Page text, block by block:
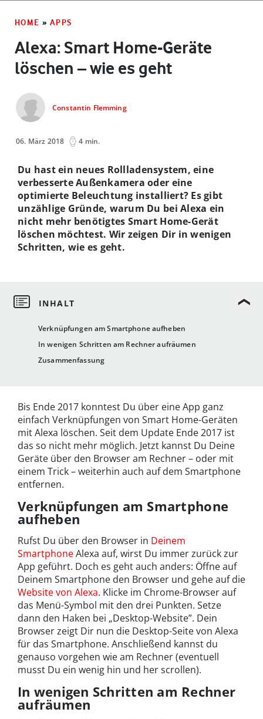
HOME » APPS
Alexa: Smart Home-Geräte
löschen – wie es geht
Constantin Flemming
06. März 2018 4 min.
Verknüpfungen am Smartphone aufheben
In wenigen Schritten am Rechner aufräumen
Zusammenfassung
Du hast ein neues Rollladensystem, eine
verbesserte Außenkamera oder eine
optimierte Beleuchtung installiert? Es gibt
unzählige Gründe, warum Du bei Alexa ein
nicht mehr benötigtes Smart Home-Gerät
löschen möchtest. Wir zeigen Dir in wenigen
Schritten, wie es geht.
Bis Ende 2017 konntest Du über eine App ganz
einfach Verknüpfungen von Smart Home-Geräten
mit Alexa löschen. Seit dem Update Ende 2017 ist
das so nicht mehr möglich. Jetzt kannst Du Deine
Geräte über den Browser am Rechner – oder mit
einem Trick – weiterhin auch auf dem Smartphone
entfernen.
Verknüpfungen am Smartphone
aufheben
Rufst Du über den Browser in Deinem
SmartphoneAlexa auf, wirst Du immer zurück zur
App geführt. Doch es geht auch anders: Öffne auf
Deinem Smartphone den Browser und gehe auf die
Website von Alexa. Klicke im Chrome-Browser auf
das Menü-Symbol mit den drei Punkten. Setze
dann den Haken bei „Desktop-Website”. Dein
Browser zeigt Dir nun die Desktop-Seite von Alexa
für das Smartphone. Anschließend kannst du
genauso vorgehen wie am Rechner (eventuell
musst Du ein wenig hin und her scrollen).
In wenigen Schritten am Rechner
aufräumen